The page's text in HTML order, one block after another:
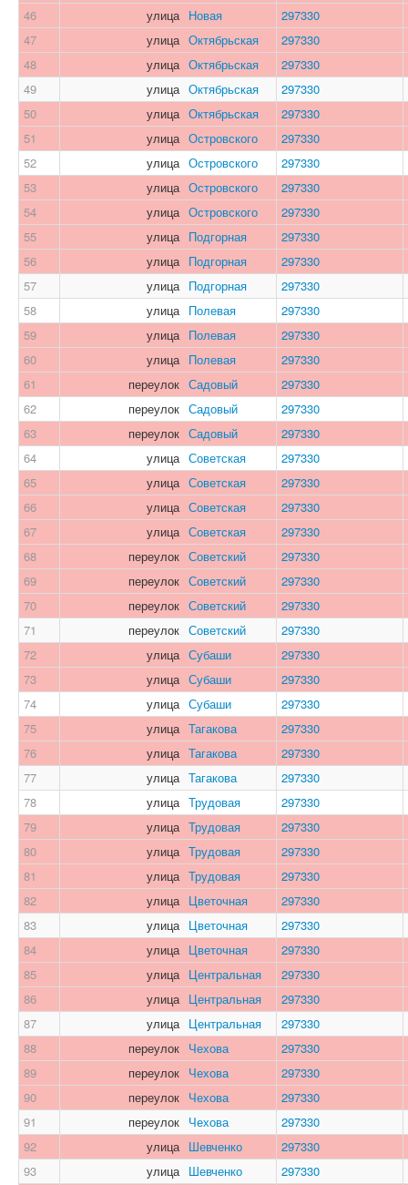
46
улица Новая
297330
47
улица Октябрьская
297330
48
улица Октябрьская
297330
49
улица Октябрьская
297330
50
улица Октябрьская
297330
51
улица Островского
297330
52
улица Островского
297330
53
улица Островского
297330
54
улица Островского
297330
55
улица Подгорная
297330
56
улица Подгорная
297330
57
улица Подгорная
297330
58
улица Полевая
297330
59
улица Полевая
297330
60
улица Полевая
297330
61
переулок Садовый
297330
62
переулок Садовый
297330
63
переулок Садовый
297330
64
улица Советская
297330
65
улица Советская
297330
66
улица Советская
297330
67
улица Советская
297330
68
переулок Советский
297330
69
переулок Советский
297330
70
переулок Советский
297330
71
переулок Советский
297330
72
улица Субаши
297330
73
улица Субаши
297330
74
улица Субаши
297330
75
улица Тагакова
297330
76
улица Тагакова
297330
77
улица Тагакова
297330
78
улица Трудовая
297330
79
улица Трудовая
297330
80
улица Трудовая
297330
81
улица Трудовая
297330
82
улица Цветочная
297330
83
улица Цветочная
297330
84
улица Цветочная
297330
85
улица Центральная
297330
86
улица Центральная
297330
87
улица Центральная
297330
88
переулок Чехова
297330
89
переулок Чехова
297330
90
переулок Чехова
297330
91
переулок Чехова
297330
92
улица Шевченко
297330
93
улица Шевченко 297330